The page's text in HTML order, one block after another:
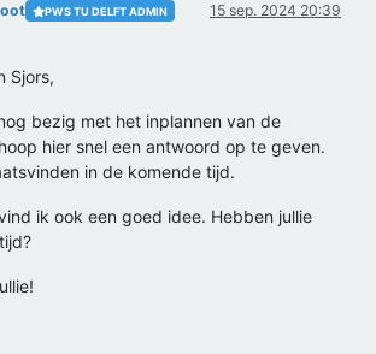
PWS TU DELFT ADMIN 15 sep. 2024 20:39
Sjors,
bezig met het inplannen van de
hier snel een antwoord op te geven.
in de komende tijd.
ik ook een goed idee. Hebben jullie